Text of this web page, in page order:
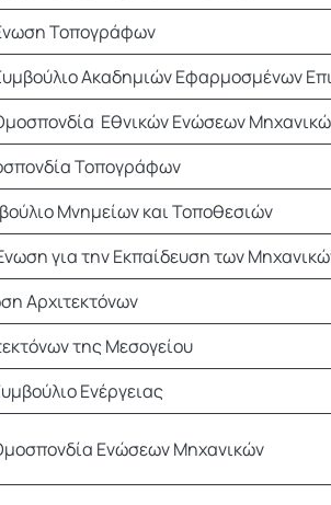
Τοπογράφων
Ακαδημιών Εφαρμοσμένων
Εθνικών Ενώσεων
Τοπογράφων
Μνημείων και Τοποθεσιών
για την Εκπαίδευση των
Αρχιτεκτόνων
της Μεσογείου
Ενέργειας
Ενώσεων Μηχανικών